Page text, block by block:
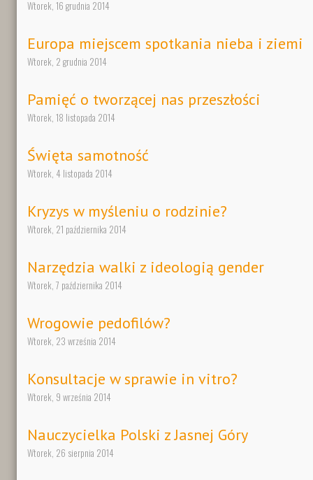
Wtorek, 16 grudnia 2014
Europa miejscem spotkania nieba i ziemi
Wtorek, 2 grudnia 2014
Pamięć o tworzącej nas przeszłości
Wtorek, 18 listopada 2014
Święta samotność
Wtorek, 4 listopada 2014
Kryzys w myśleniu o rodzinie?
Wtorek, 21 października 2014
Narzędzia walki z ideologią gender
Wtorek, 7 października 2014
Wrogowie pedofilów?
Wtorek, 23 września 2014
Konsultacje w sprawie in vitro?
Wtorek, 9 września 2014
Nauczycielka Polski z Jasnej Góry
Wtorek, 26 sierpnia 2014